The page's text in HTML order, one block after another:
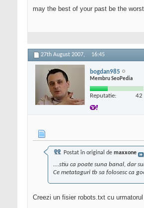
may the best of your past be the
27th August 2007, 16:45
bogdan985
Membru SeoPedia
Reputatie: 42
Postat în original de maxxone
....stiu ca poate suna banal, dar
Ce metataguri tb sa folosesc ca
Creezi un fisier robots.txt cu